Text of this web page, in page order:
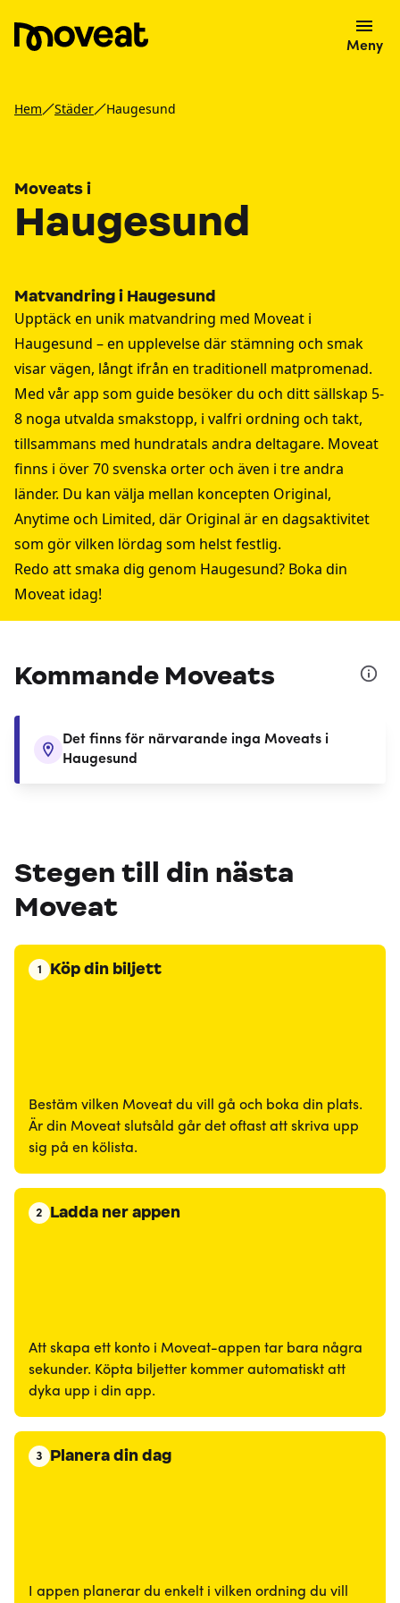
Meny
Hem Städer Haugesund
Moveats i
Haugesund
Matvandring i Haugesund
Upptäck en unik matvandring med Moveat i
Haugesund – en upplevelse där stämning och smak
visar vägen, långt ifrån en traditionell matpromenad.
Med vår app som guide besöker du och ditt sällskap 5-
8 noga utvalda smakstopp, i valfri ordning och takt,
tillsammans med hundratals andra deltagare. Moveat
finns i över 70 svenska orter och även i tre andra
länder. Du kan välja mellan koncepten Original,
Anytime och Limited, där Original är en dagsaktivitet
som gör vilken lördag som helst festlig.
Redo att smaka dig genom Haugesund? Boka din
Moveat idag!
Kommande Moveats
Det finns för närvarande inga Moveats i
Haugesund
Stegen till din nästa
Moveat
1 Köp din biljett
Bestäm vilken Moveat du vill gå och boka din plats.
Är din Moveat slutsåld går det oftast att skriva upp
sig på en kölista.
2 Ladda ner appen
Att skapa ett konto i Moveat-appen tar bara några
sekunder. Köpta biljetter kommer automatiskt att
dyka upp i din app.
3 Planera din dag
I appen planerar du enkelt i vilken ordning du vill